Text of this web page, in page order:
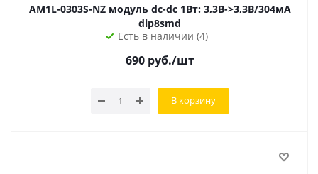
AM1L-0303S-NZ модуль dc-dc 1Вт: 3,3В->3,3В/304мА
dip8smd
Есть в наличии (4)
690руб./шт
В корзину